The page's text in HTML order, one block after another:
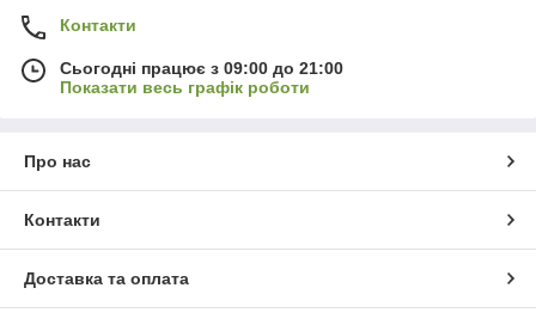
Контакти
Сьогодні працює з 09:00 до 21:00
Показати весь графік роботи
Про нас
Контакти
Доставка та оплата